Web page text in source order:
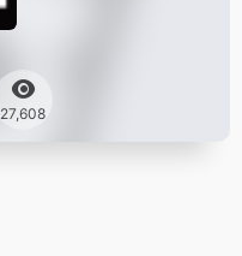
27,608